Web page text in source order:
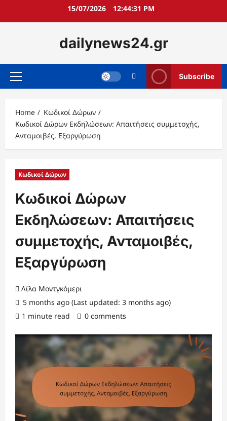
15/07/2026 12:44:32 PM
dailynews24.gr
Primary
Subscribe
Home
Κωδικοί Δώρων
Κωδικοί Δώρων Εκδηλώσεων: Απαιτήσεις συμμετοχής,
Ανταμοιβές, Εξαργύρωση
Κωδικοί Δώρων
Κωδικοί Δώρων
Εκδηλώσεων: Απαιτήσεις
συμμετοχής, Ανταμοιβές,
Εξαργύρωση
Λίλα Μοντγκόμερι
5 months ago (Last updated: 3 months ago)
1 minute read
0 comments